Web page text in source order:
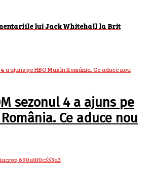
lui Jack Whitehall la Brit
sezonul 4 a ajuns pe
Ce aduce nou